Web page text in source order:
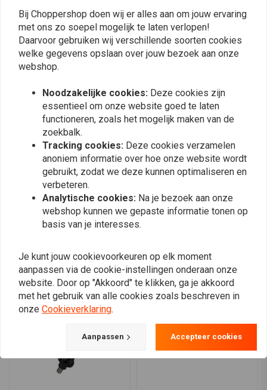
perfecte technologie van de HIGHSIDER-serie koplampen maken u in elk
geval een hoogtepunt!
Specificatie:
bolling glas 145mm, M8 bout, afstand achterkant tot center
Diepte: 120 mm
Montage: zijdelings met M6 bevestigingsschroeven
Behuizing met zijbevestiging
H4 12V 60/55 Watt
E-keur
LED ring (Halo)
Aansluitingen:
Witte kabel = dimlicht
Blauwe kabel = grootlicht
Bruine kabel = parkeerlicht
Reviews
(0 beoordelingen)
Bij Choppershop doen wij er alles aan om jouw ervaring
met ons zo soepel mogelijk te laten verlopen!
Daarvoor gebruiken wij verschillende soorten cookies
welke gegevens opslaan over jouw bezoek aan onze
webshop.
Noodzakelijke cookies: Deze cookies zijn
essentieel om onze website goed te laten
functioneren, zoals het mogelijk maken van de
zoekbalk.
Tracking cookies: Deze cookies verzamelen
anoniem informatie over hoe onze website wordt
gebruikt, zodat we deze kunnen optimaliseren en
verbeteren.
Analytische cookies: Na je bezoek aan onze
webshop kunnen we gepaste informatie tonen op
basis van je interesses.
Je kunt jouw cookievoorkeuren op elk moment
aanpassen via de cookie-instellingen onderaan onze
website. Door op "Akkoord" te klikken, ga je akkoord
met het gebruik van alle cookies zoals beschreven in
onze Cookieverklaring.
Aanpassen Accepteer cookies